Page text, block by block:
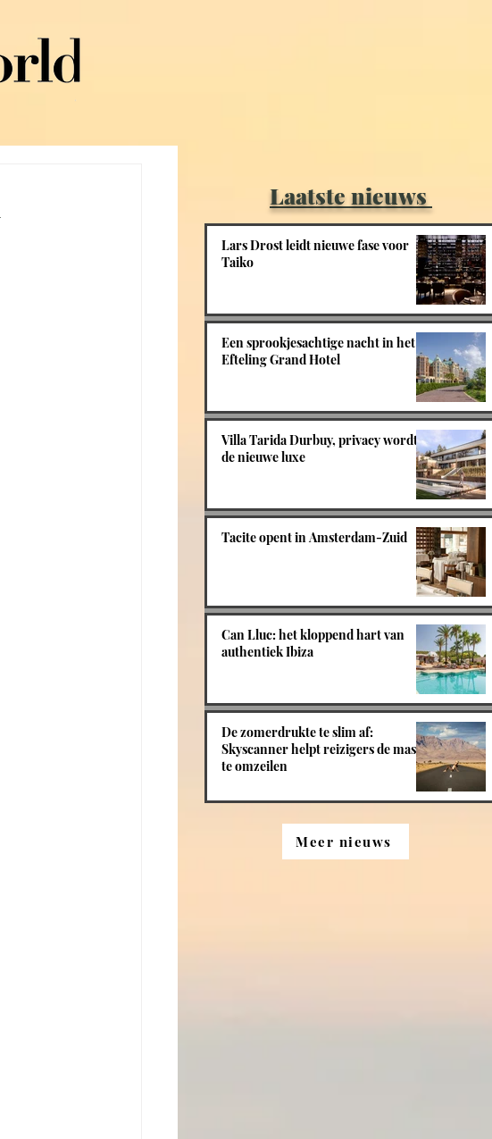
Laatste nieuws
Lars Drost leidt nieuwe fase voor
Taiko
Een sprookjesachtige nacht in het
Efteling Grand Hotel
Villa Tarida Durbuy, privacy wordt
de nieuwe luxe
Tacite opent in Amsterdam-Zuid
Can Lluc: het kloppend hart van
authentiek Ibiza
De zomerdrukte te slim af:
Skyscanner helpt reizigers de massa
te omzeilen
Meer nieuws